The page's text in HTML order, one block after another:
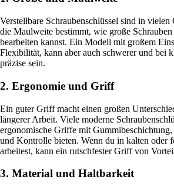
Verstellbare Schraubenschlüssel sind in
die Maulweite bestimmt, wie große
bearbeiten kannst. Ein Modell mit großem
Flexibilität, kann aber auch schwerer und bei
präzise sein.
2. Ergonomie und Griff
Ein guter Griff macht einen großen
längerer Arbeit. Viele moderne
ergonomische Griffe mit
und Kontrolle bieten. Wenn du in kalten oder
arbeitest, kann ein rutschfester Griff von
3. Material und Haltbarkeit